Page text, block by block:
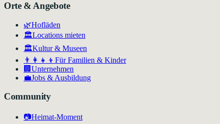
Orte & Angebote
🌿Hofläden
🏛️Locations mieten
🏛Kultur & Museen
👨‍👩‍👧‍👦 Für Familien & Kinder
🏢 Unternehmen
💼Jobs & Ausbildung
Community
📷Heimat-Moment